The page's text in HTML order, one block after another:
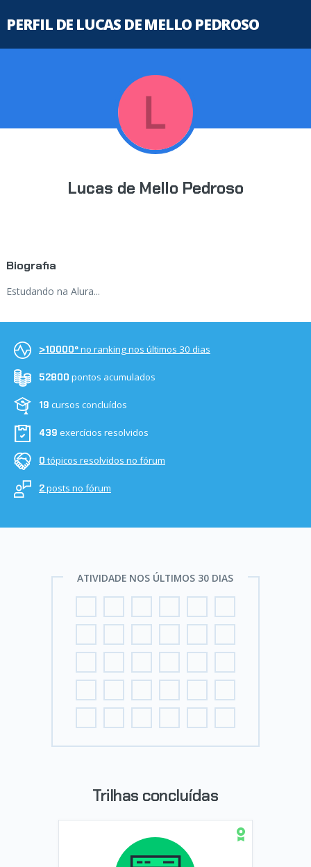
PERFIL DE LUCAS DE MELLO PEDROSO
Lucas de Mello Pedroso
Biografia
Estudando na Alura...
>10000ºno ranking nos últimos 30 dias
52800 pontos acumulados
19 cursos concluídos
439 exercícios resolvidos
0 tópicos resolvidos no fórum
2posts no fórum
ATIVIDADE NOS ÚLTIMOS 30 DIAS
Trilhas concluídas